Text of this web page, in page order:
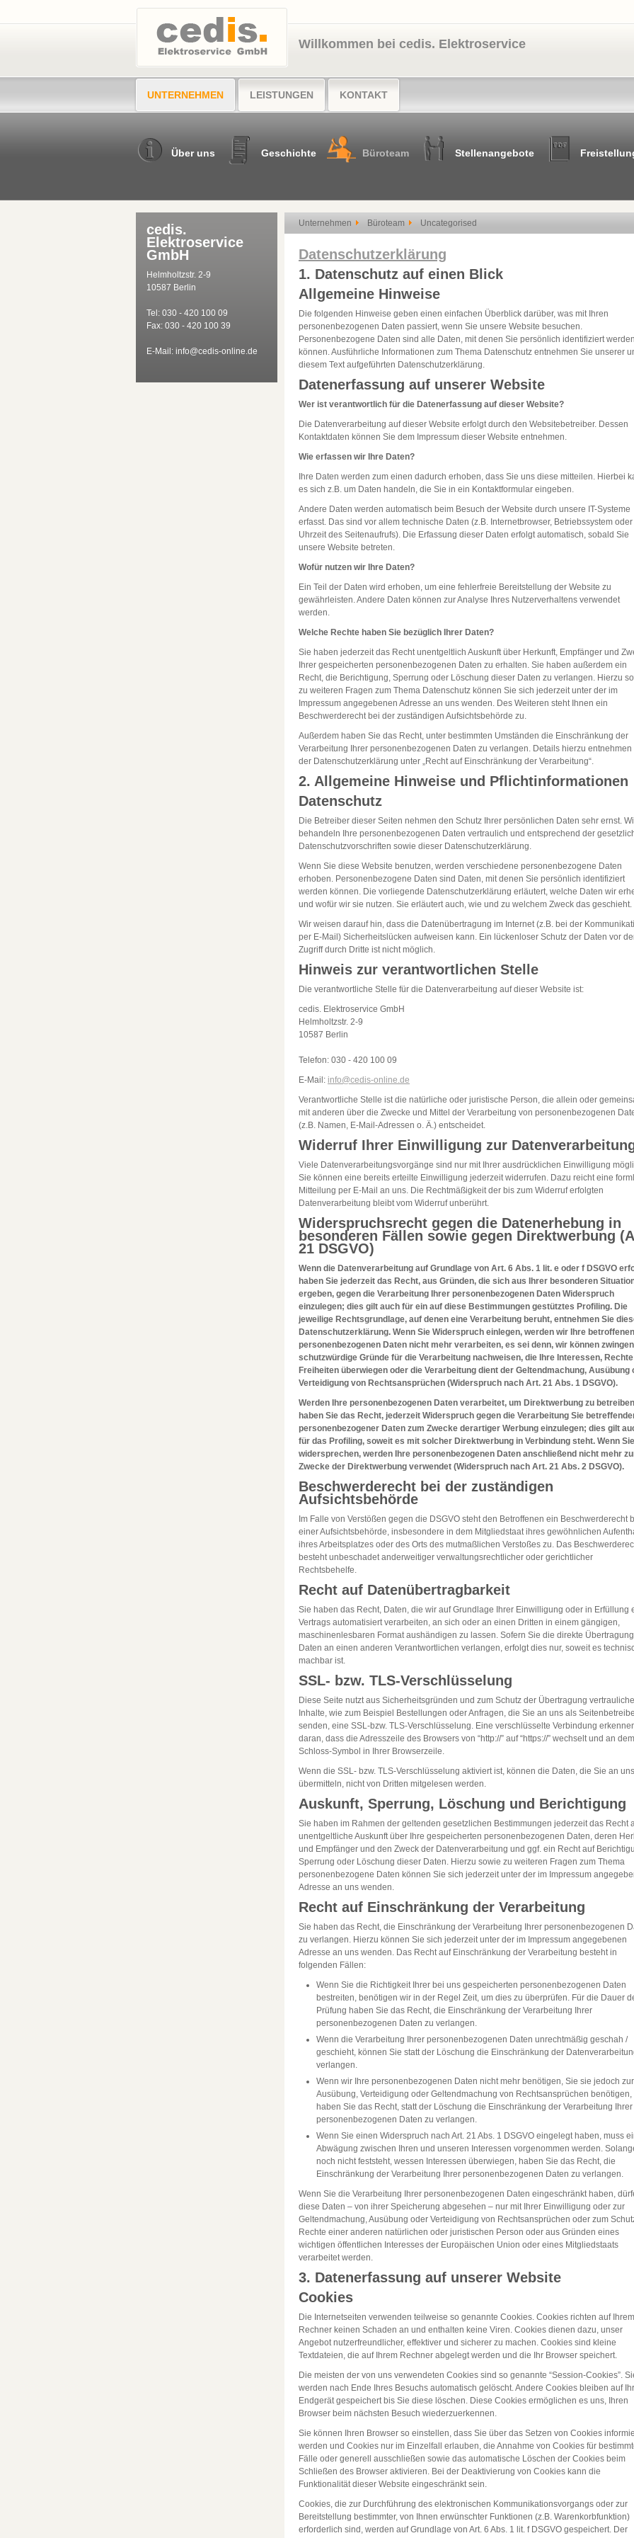
Willkommen bei cedis. Elektroservice
UNTERNEHMEN LEISTUNGEN KONTAKT
Über uns Geschichte Büroteam Stellenangebote
cedis.
Elektroservice
GmbH
Helmholtzstr. 2-9
10587 Berlin
Tel: 030 - 420 100 09
Fax: 030 - 420 100 39
E-Mail: info@cedis-online.de
Unternehmen Büroteam Uncategorised
Datenschutzerklärung
1. Datenschutz auf einen Blick
Allgemeine Hinweise
Die folgenden Hinweise geben einen einfachen Überblick darüber, was mit Ihren
personenbezogenen Daten passiert, wenn Sie unsere Website besuchen.
Personenbezogene Daten sind alle Daten, mit denen Sie persönlich identifiziert werden
können. Ausführliche Informationen zum Thema Datenschutz entnehmen Sie unserer
diesem Text aufgeführten Datenschutzerklärung.
Datenerfassung auf unserer Website
Wer ist verantwortlich für die Datenerfassung auf dieser Website?
Die Datenverarbeitung auf dieser Website erfolgt durch den Websitebetreiber. Dessen
Kontaktdaten können Sie dem Impressum dieser Website entnehmen.
Wie erfassen wir Ihre Daten?
Ihre Daten werden zum einen dadurch erhoben, dass Sie uns diese mitteilen. Hierbei
es sich z.B. um Daten handeln, die Sie in ein Kontaktformular eingeben.
Andere Daten werden automatisch beim Besuch der Website durch unsere IT-Systeme
erfasst. Das sind vor allem technische Daten (z.B. Internetbrowser, Betriebssystem oder
Uhrzeit des Seitenaufrufs). Die Erfassung dieser Daten erfolgt automatisch, sobald Sie
unsere Website betreten.
Wofür nutzen wir Ihre Daten?
Ein Teil der Daten wird erhoben, um eine fehlerfreie Bereitstellung der Website zu
gewährleisten. Andere Daten können zur Analyse Ihres Nutzerverhaltens verwendet
werden.
Welche Rechte haben Sie bezüglich Ihrer Daten?
Sie haben jederzeit das Recht unentgeltlich Auskunft über Herkunft, Empfänger und
Ihrer gespeicherten personenbezogenen Daten zu erhalten. Sie haben außerdem ein
Recht, die Berichtigung, Sperrung oder Löschung dieser Daten zu verlangen. Hierzu
zu weiteren Fragen zum Thema Datenschutz können Sie sich jederzeit unter der im
Impressum angegebenen Adresse an uns wenden. Des Weiteren steht Ihnen ein
Beschwerderecht bei der zuständigen Aufsichtsbehörde zu.
Außerdem haben Sie das Recht, unter bestimmten Umständen die Einschränkung der
Verarbeitung Ihrer personenbezogenen Daten zu verlangen. Details hierzu entnehmen
der Datenschutzerklärung unter „Recht auf Einschränkung der Verarbeitung“.
2. Allgemeine Hinweise und Pflichtinformationen
Datenschutz
Die Betreiber dieser Seiten nehmen den Schutz Ihrer persönlichen Daten sehr ernst.
behandeln Ihre personenbezogenen Daten vertraulich und entsprechend der
Datenschutzvorschriften sowie dieser Datenschutzerklärung.
Wenn Sie diese Website benutzen, werden verschiedene personenbezogene Daten
erhoben. Personenbezogene Daten sind Daten, mit denen Sie persönlich identifiziert
werden können. Die vorliegende Datenschutzerklärung erläutert, welche Daten wir
und wofür wir sie nutzen. Sie erläutert auch, wie und zu welchem Zweck das geschieht.
Wir weisen darauf hin, dass die Datenübertragung im Internet (z.B. bei der
per E-Mail) Sicherheitslücken aufweisen kann. Ein lückenloser Schutz der Daten vor
Zugriff durch Dritte ist nicht möglich.
Hinweis zur verantwortlichen Stelle
Die verantwortliche Stelle für die Datenverarbeitung auf dieser Website ist:
cedis. Elektroservice GmbH
Helmholtzstr. 2-9
10587 Berlin
Telefon: 030 - 420 100 09
E-Mail: info@cedis-online.de
Verantwortliche Stelle ist die natürliche oder juristische Person, die allein oder
mit anderen über die Zwecke und Mittel der Verarbeitung von personenbezogenen
(z.B. Namen, E-Mail-Adressen o. Ä.) entscheidet.
Widerruf Ihrer Einwilligung zur
Viele Datenverarbeitungsvorgänge sind nur mit Ihrer ausdrücklichen Einwilligung
Sie können eine bereits erteilte Einwilligung jederzeit widerrufen. Dazu reicht eine
Mitteilung per E-Mail an uns. Die Rechtmäßigkeit der bis zum Widerruf erfolgten
Datenverarbeitung bleibt vom Widerruf unberührt.
Widerspruchsrecht gegen die Datenerhebung in
besonderen Fällen sowie gegen Direktwerbung
21 DSGVO)
Wenn die Datenverarbeitung auf Grundlage von Art. 6 Abs. 1 lit. e oder f DSGVO
haben Sie jederzeit das Recht, aus Gründen, die sich aus Ihrer besonderen
ergeben, gegen die Verarbeitung Ihrer personenbezogenen Daten Widerspruch
einzulegen; dies gilt auch für ein auf diese Bestimmungen gestütztes Profiling. Die
jeweilige Rechtsgrundlage, auf denen eine Verarbeitung beruht, entnehmen Sie
Datenschutzerklärung. Wenn Sie Widerspruch einlegen, werden wir Ihre betroffenen
personenbezogenen Daten nicht mehr verarbeiten, es sei denn, wir können
schutzwürdige Gründe für die Verarbeitung nachweisen, die Ihre Interessen, Rechte
Freiheiten überwiegen oder die Verarbeitung dient der Geltendmachung, Ausübung
Verteidigung von Rechtsansprüchen (Widerspruch nach Art. 21 Abs. 1 DSGVO).
Werden Ihre personenbezogenen Daten verarbeitet, um Direktwerbung zu
haben Sie das Recht, jederzeit Widerspruch gegen die Verarbeitung Sie
personenbezogener Daten zum Zwecke derartiger Werbung einzulegen; dies gilt
für das Profiling, soweit es mit solcher Direktwerbung in Verbindung steht. Wenn Sie
widersprechen, werden Ihre personenbezogenen Daten anschließend nicht mehr
Zwecke der Direktwerbung verwendet (Widerspruch nach Art. 21 Abs. 2 DSGVO).
Beschwerderecht bei der zuständigen
Aufsichtsbehörde
Im Falle von Verstößen gegen die DSGVO steht den Betroffenen ein Beschwerderecht
einer Aufsichtsbehörde, insbesondere in dem Mitgliedstaat ihres gewöhnlichen
ihres Arbeitsplatzes oder des Orts des mutmaßlichen Verstoßes zu. Das
besteht unbeschadet anderweitiger verwaltungsrechtlicher oder gerichtlicher
Rechtsbehelfe.
Recht auf Datenübertragbarkeit
Sie haben das Recht, Daten, die wir auf Grundlage Ihrer Einwilligung oder in Erfüllung
Vertrags automatisiert verarbeiten, an sich oder an einen Dritten in einem gängigen,
maschinenlesbaren Format aushändigen zu lassen. Sofern Sie die direkte
Daten an einen anderen Verantwortlichen verlangen, erfolgt dies nur, soweit es
machbar ist.
SSL- bzw. TLS-Verschlüsselung
Diese Seite nutzt aus Sicherheitsgründen und zum Schutz der Übertragung
Inhalte, wie zum Beispiel Bestellungen oder Anfragen, die Sie an uns als
senden, eine SSL-bzw. TLS-Verschlüsselung. Eine verschlüsselte Verbindung
daran, dass die Adresszeile des Browsers von “http://” auf “https://” wechselt und an dem
Schloss-Symbol in Ihrer Browserzeile.
Wenn die SSL- bzw. TLS-Verschlüsselung aktiviert ist, können die Daten, die Sie an uns
übermitteln, nicht von Dritten mitgelesen werden.
Auskunft, Sperrung, Löschung und Berichtigung
Sie haben im Rahmen der geltenden gesetzlichen Bestimmungen jederzeit das Recht
unentgeltliche Auskunft über Ihre gespeicherten personenbezogenen Daten, deren
und Empfänger und den Zweck der Datenverarbeitung und ggf. ein Recht auf
Sperrung oder Löschung dieser Daten. Hierzu sowie zu weiteren Fragen zum Thema
personenbezogene Daten können Sie sich jederzeit unter der im Impressum
Adresse an uns wenden.
Recht auf Einschränkung der Verarbeitung
Sie haben das Recht, die Einschränkung der Verarbeitung Ihrer personenbezogenen
zu verlangen. Hierzu können Sie sich jederzeit unter der im Impressum angegebenen
Adresse an uns wenden. Das Recht auf Einschränkung der Verarbeitung besteht in
folgenden Fällen:
Wenn Sie die Richtigkeit Ihrer bei uns gespeicherten personenbezogenen Daten
bestreiten, benötigen wir in der Regel Zeit, um dies zu überprüfen. Für die Dauer
Prüfung haben Sie das Recht, die Einschränkung der Verarbeitung Ihrer
personenbezogenen Daten zu verlangen.
Wenn die Verarbeitung Ihrer personenbezogenen Daten unrechtmäßig geschah /
geschieht, können Sie statt der Löschung die Einschränkung der
verlangen.
Wenn wir Ihre personenbezogenen Daten nicht mehr benötigen, Sie sie jedoch zur
Ausübung, Verteidigung oder Geltendmachung von Rechtsansprüchen benötigen,
haben Sie das Recht, statt der Löschung die Einschränkung der Verarbeitung Ihrer
personenbezogenen Daten zu verlangen.
Wenn Sie einen Widerspruch nach Art. 21 Abs. 1 DSGVO eingelegt haben, muss
Abwägung zwischen Ihren und unseren Interessen vorgenommen werden.
noch nicht feststeht, wessen Interessen überwiegen, haben Sie das Recht, die
Einschränkung der Verarbeitung Ihrer personenbezogenen Daten zu verlangen.
Wenn Sie die Verarbeitung Ihrer personenbezogenen Daten eingeschränkt haben,
diese Daten – von ihrer Speicherung abgesehen – nur mit Ihrer Einwilligung oder zur
Geltendmachung, Ausübung oder Verteidigung von Rechtsansprüchen oder zum
Rechte einer anderen natürlichen oder juristischen Person oder aus Gründen eines
wichtigen öffentlichen Interesses der Europäischen Union oder eines Mitgliedstaats
verarbeitet werden.
3. Datenerfassung auf unserer Website
Cookies
Die Internetseiten verwenden teilweise so genannte Cookies. Cookies richten auf Ihrem
Rechner keinen Schaden an und enthalten keine Viren. Cookies dienen dazu, unser
Angebot nutzerfreundlicher, effektiver und sicherer zu machen. Cookies sind kleine
Textdateien, die auf Ihrem Rechner abgelegt werden und die Ihr Browser speichert.
Die meisten der von uns verwendeten Cookies sind so genannte “Session-Cookies”.
werden nach Ende Ihres Besuchs automatisch gelöscht. Andere Cookies bleiben auf
Endgerät gespeichert bis Sie diese löschen. Diese Cookies ermöglichen es uns, Ihren
Browser beim nächsten Besuch wiederzuerkennen.
Sie können Ihren Browser so einstellen, dass Sie über das Setzen von Cookies
werden und Cookies nur im Einzelfall erlauben, die Annahme von Cookies für
Fälle oder generell ausschließen sowie das automatische Löschen der Cookies beim
Schließen des Browser aktivieren. Bei der Deaktivierung von Cookies kann die
Funktionalität dieser Website eingeschränkt sein.
Cookies, die zur Durchführung des elektronischen Kommunikationsvorgangs oder zur
Bereitstellung bestimmter, von Ihnen erwünschter Funktionen (z.B. Warenkorbfunktion)
erforderlich sind, werden auf Grundlage von Art. 6 Abs. 1 lit. f DSGVO gespeichert. Der